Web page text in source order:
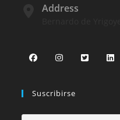
Address
Suscribirse